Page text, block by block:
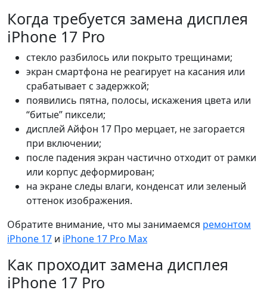
Когда требуется замена дисплея
iPhone 17 Pro
стекло разбилось или покрыто трещинами;
экран смартфона не реагирует на касания или
срабатывает с задержкой;
появились пятна, полосы, искажения цвета или
“битые” пиксели;
дисплей Айфон 17 Про мерцает, не загорается
при включении;
после падения экран частично отходит от рамки
или корпус деформирован;
на экране следы влаги, конденсат или зеленый
оттенок изображения.
Обратите внимание, что мы занимаемся ремонтом
iPhone 17 и iPhone 17 Pro Max
Как проходит замена дисплея
iPhone 17 Pro